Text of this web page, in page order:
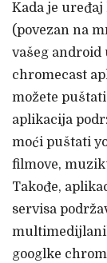
Kada je
(povezan na
vašeg android
chromecast
možete
aplikacija
moći puštati
filmove,
Takođe,
servisa
googlke